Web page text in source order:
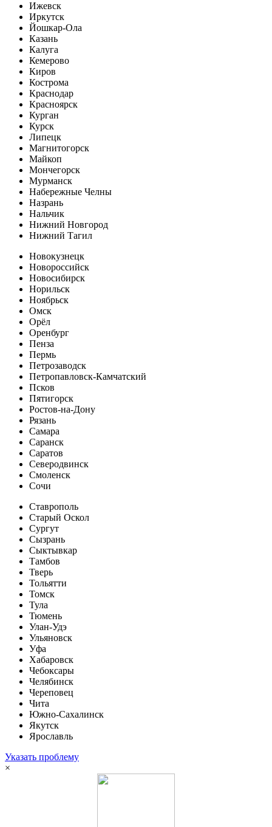
Ижевск
Иркутск
Йошкар-Ола
Казань
Калуга
Кемерово
Киров
Кострома
Краснодар
Красноярск
Курган
Курск
Липецк
Магнитогорск
Майкоп
Мончегорск
Мурманск
Набережные Челны
Назрань
Нальчик
Нижний Новгород
Нижний Тагил
Новокузнецк
Новороссийск
Новосибирск
Норильск
Ноябрьск
Омск
Орёл
Оренбург
Пенза
Пермь
Петрозаводск
Петропавловск-Камчатский
Псков
Пятигорск
Ростов-на-Дону
Рязань
Самара
Саранск
Саратов
Северодвинск
Смоленск
Сочи
Ставрополь
Старый Оскол
Сургут
Сызрань
Сыктывкар
Тамбов
Тверь
Тольятти
Томск
Тула
Тюмень
Улан-Удэ
Ульяновск
Уфа
Хабаровск
Чебоксары
Челябинск
Череповец
Чита
Южно-Сахалинск
Якутск
Ярославль
Указать проблему
×